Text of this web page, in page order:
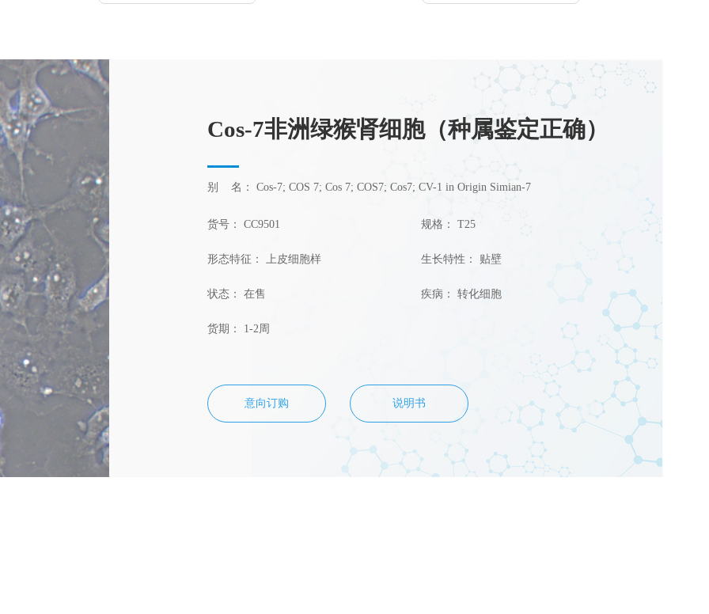
Cos-7非洲绿猴肾细胞（种属鉴定正确）
别 名： Cos-7; COS 7; Cos 7; COS7; Cos7; CV-1 in Origin Simian-7
货号： CC9501 规格： T25
形态特征： 上皮细胞样 生长特性： 贴壁
状态： 在售 疾病： 转化细胞
货期： 1-2周
意向订购 说明书